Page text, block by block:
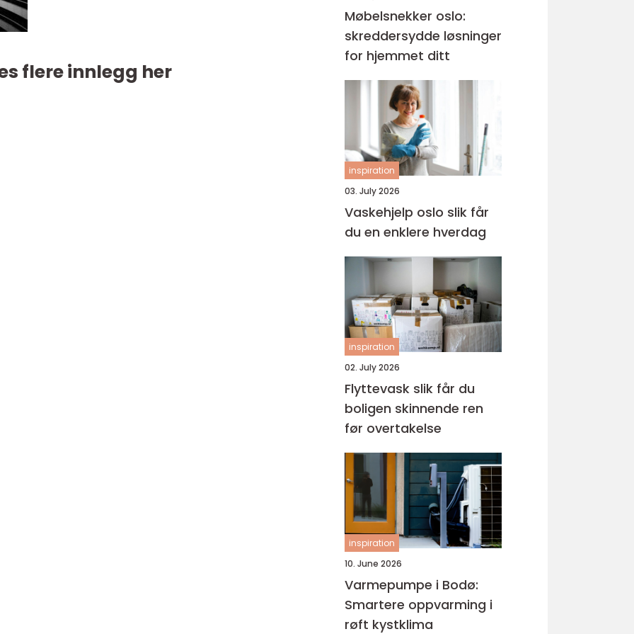
flere innlegg her
Møbelsnekker oslo:
skreddersydde løsninger
for hjemmet ditt
inspiration
03. July 2026
Vaskehjelp oslo slik får
du en enklere hverdag
inspiration
02. July 2026
Flyttevask slik får du
boligen skinnende ren
før overtakelse
inspiration
10. June 2026
Varmepumpe i Bodø:
Smartere oppvarming i
røft kystklima